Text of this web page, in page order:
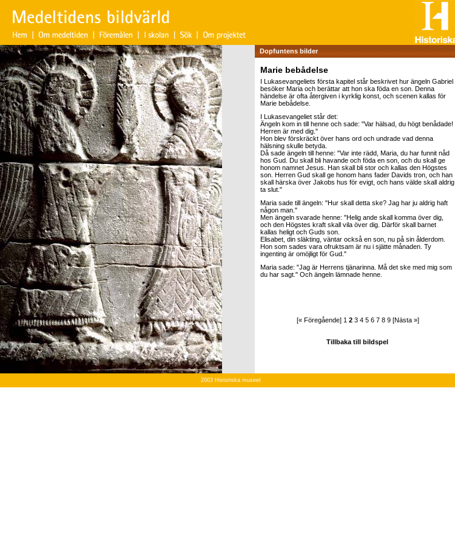
Dopfuntens bilder
Marie bebådelse
I Lukasevangeliets första kapitel står beskrivet hur ängeln Gabriel
besöker Maria och berättar att hon ska föda en son. Denna
händelse är ofta återgiven i kyrklig konst, och scenen kallas för
Marie bebådelse.
I Lukasevangeliet står det:
Ängeln kom in till henne och sade: "Var hälsad, du högt benådade!
Herren är med dig."
Hon blev förskräckt över hans ord och undrade vad denna
hälsning skulle betyda.
Då sade ängeln till henne: "Var inte rädd, Maria, du har funnit nåd
hos Gud. Du skall bli havande och föda en son, och du skall ge
honom namnet Jesus. Han skall bli stor och kallas den Högstes
son. Herren Gud skall ge honom hans fader Davids tron, och han
skall härska över Jakobs hus för evigt, och hans välde skall aldrig
ta slut."
Maria sade till ängeln: "Hur skall detta ske? Jag har ju aldrig haft
någon man."
Men ängeln svarade henne: "Helig ande skall komma över dig,
och den Högstes kraft skall vila över dig. Därför skall barnet
kallas heligt och Guds son.
Elisabet, din släkting, väntar också en son, nu på sin ålderdom.
Hon som sades vara ofruktsam är nu i sjätte månaden. Ty
ingenting är omöjligt för Gud."
Maria sade: "Jag är Herrens tjänarinna. Må det ske med mig som
du har sagt." Och ängeln lämnade henne.
[« Föregående] 1 2 3 4 5 6 7 8 9 [Nästa »]
Tillbaka till bildspel
2003 Historiska museet